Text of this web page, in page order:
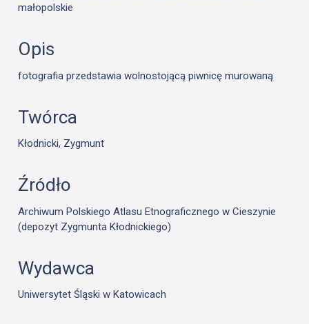
małopolskie
Opis
fotografia przedstawia wolnostojącą piwnicę murowaną
Twórca
Kłodnicki, Zygmunt
Źródło
Archiwum Polskiego Atlasu Etnograficznego w Cieszynie
(depozyt Zygmunta Kłodnickiego)
Wydawca
Uniwersytet Śląski w Katowicach